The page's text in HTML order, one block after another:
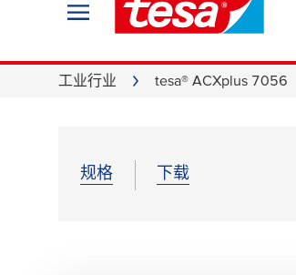
工业行业 tesa® ACXplus 7056
规格 下载